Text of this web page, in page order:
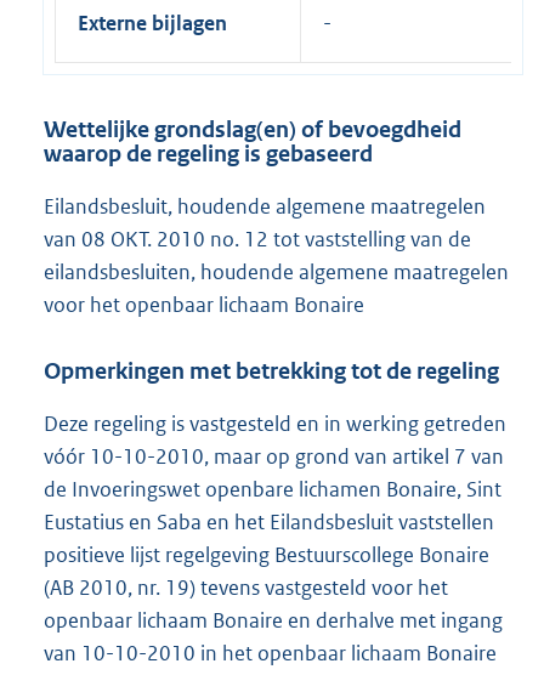
Externe bijlagen
Wettelijke grondslag(en) of bevoegdheid
waarop de regeling is gebaseerd
Eilandsbesluit, houdende algemene maatregelen
van 08 OKT. 2010 no. 12 tot vaststelling van de
eilandsbesluiten, houdende algemene maatregelen
voor het openbaar lichaam Bonaire
Opmerkingen met betrekking tot de regeling
Deze regeling is vastgesteld en in werking getreden
vóór 10-10-2010, maar op grond van artikel 7 van
de Invoeringswet openbare lichamen Bonaire, Sint
Eustatius en Saba en het Eilandsbesluit vaststellen
positieve lijst regelgeving Bestuurscollege Bonaire
(AB 2010, nr. 19) tevens vastgesteld voor het
openbaar lichaam Bonaire en derhalve met ingang
van 10-10-2010 in het openbaar lichaam Bonaire